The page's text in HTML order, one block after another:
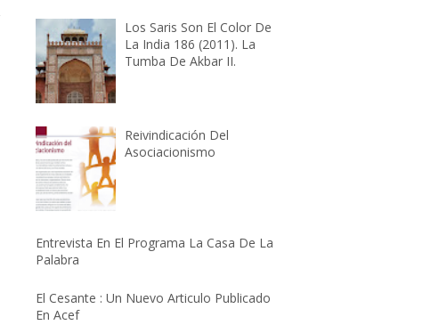
Los Saris Son El Color De
La India 186 (2011). La
Tumba De Akbar II.
Reivindicación Del
Asociacionismo
Entrevista En El Programa La Casa De La
Palabra
El Cesante : Un Nuevo Articulo Publicado
En Acef